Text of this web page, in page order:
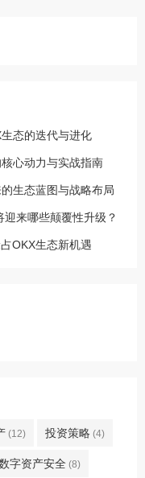
态的迭代与进化
心动力与实战指南
生态蓝图与战略布局
来哪些颠覆性升级？
OKX生态新机遇
(12) 投资策略 (4)
字资产安全 (8)